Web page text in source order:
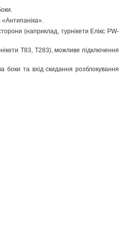
«Антипаніка».
(наприклад, турнікети Елікс PW-
Т83, Т283), можливе підключення
боки та вхід скидання розблокування